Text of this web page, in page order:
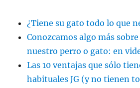
¿Tiene su gato todo lo que
Conozcamos algo más
nuestro perro o gato: en
Las 10 ventajas que sólo
habituales JG (y no tienen